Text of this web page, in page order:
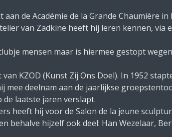
de Académie de la Grande Chaumière
van Zadkine heeft hij leren kennen, via
mensen maar is hiermee gestopt
KZOD (Kunst Zij Ons Doel). In 1952
deelnam aan de jaarlijkse
laatste jaren verslapt.
heeft hij voor de Salon de la jeune
behalve hijzelf ook deel: Han Wezelaar,